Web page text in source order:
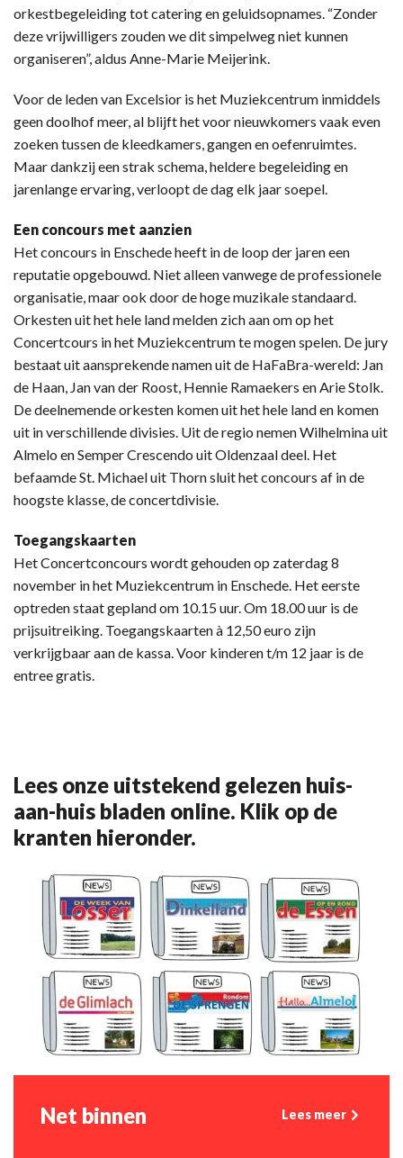
orkestbegeleiding tot catering en geluidsopnames. “Zonder
deze vrijwilligers zouden we dit simpelweg niet kunnen
organiseren”, aldus Anne-Marie Meijerink.
Voor de leden van Excelsior is het Muziekcentrum inmiddels
geen doolhof meer, al blijft het voor nieuwkomers vaak even
zoeken tussen de kleedkamers, gangen en oefenruimtes.
Maar dankzij een strak schema, heldere begeleiding en
jarenlange ervaring, verloopt de dag elk jaar soepel.
Een concours met aanzien
Het concours in Enschede heeft in de loop der jaren een
reputatie opgebouwd. Niet alleen vanwege de professionele
organisatie, maar ook door de hoge muzikale standaard.
Orkesten uit het hele land melden zich aan om op het
Concertcours in het Muziekcentrum te mogen spelen. De jury
bestaat uit aansprekende namen uit de HaFaBra-wereld: Jan
de Haan, Jan van der Roost, Hennie Ramaekers en Arie Stolk.
De deelnemende orkesten komen uit het hele land en komen
uit in verschillende divisies. Uit de regio nemen Wilhelmina uit
Almelo en Semper Crescendo uit Oldenzaal deel. Het
befaamde St. Michael uit Thorn sluit het concours af in de
hoogste klasse, de concertdivisie.
Toegangskaarten
Het Concertconcours wordt gehouden op zaterdag 8
november in het Muziekcentrum in Enschede. Het eerste
optreden staat gepland om 10.15 uur. Om 18.00 uur is de
prijsuitreiking. Toegangskaarten à 12,50 euro zijn
verkrijgbaar aan de kassa. Voor kinderen t/m 12 jaar is de
entree gratis.
Lees onze uitstekend gelezen huis-
aan-huis bladen online. Klik op de
kranten hieronder.
Net binnen Lees meer